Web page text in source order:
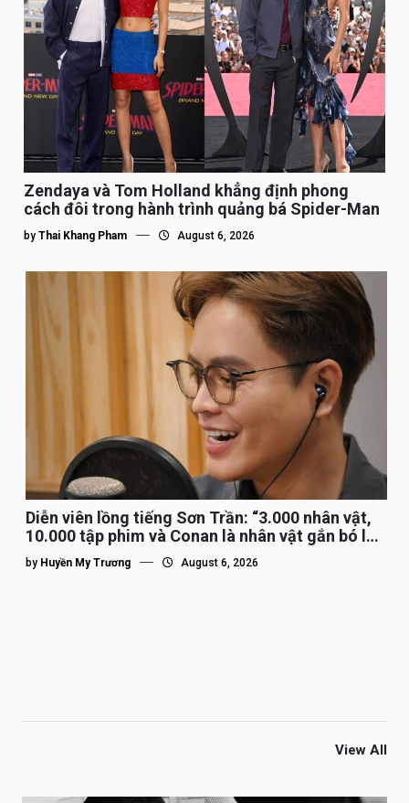
Zendaya và Tom Holland khẳng định phong
cách đôi trong hành trình quảng bá Spider-Man
by Thai Khang Pham August 6, 2026
Diễn viên lồng tiếng Sơn Trần: “3.000 nhân vật,
10.000 tập phim và Conan là nhân vật gắn bó lâu
nhất”
by Huyền My Trương August 6, 2026
View All